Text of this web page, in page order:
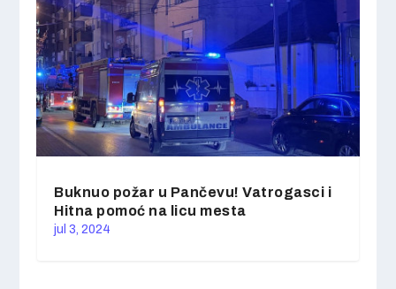
Buknuo požar u Pančevu! Vatrogasci i
Hitna pomoć na licu mesta
jul 3, 2024